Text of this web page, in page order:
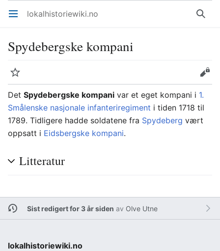
Åpne hovedmenyen lokalhistoriewiki.no Søk
Spydebergske kompani
Overvåk
Rediger
Det Spydebergske kompani var et eget kompani i 1.
Smålenske nasjonale infanteriregiment i tiden 1718 til
1789. Tidligere hadde soldatene fra Spydeberg vært
oppsatt i Eidsbergske kompani.
Litteratur
Sist redigert for 3 år siden av Olve Utne
lokalhistoriewiki.no